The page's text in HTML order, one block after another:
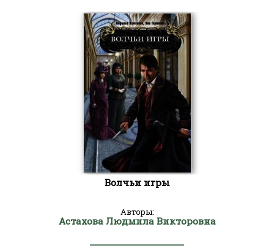
Волчьи игры
Авторы:
Астахова Людмила Викторовна